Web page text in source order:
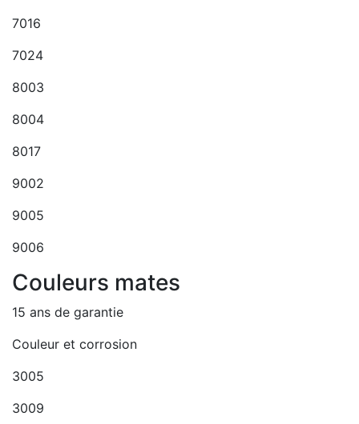
7016
7024
8003
8004
8017
9002
9005
9006
Couleurs mates
15 ans de garantie
Couleur et corrosion
3005
3009